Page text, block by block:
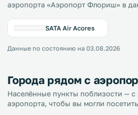
аэропорта «Аэропорт Флориш» в
SATA Air Acores
Данные по состоянию на 03.08.2026
Города рядом с
Населённые пункты поблизости — с
аэропорта, чтобы вы могли